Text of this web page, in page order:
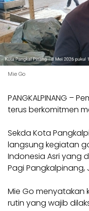
Mie Go
PANGKALPINANG –
terus berkomitmen
Sekda Kota
langsung kegiatan
Indonesia Asri yang
Pagi
Mie Go menyatakan
rutin yang wajib